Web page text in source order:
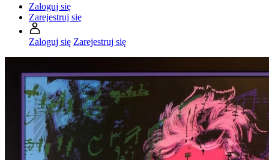
Zaloguj się
Zarejestruj się
Zaloguj się Zarejestruj się